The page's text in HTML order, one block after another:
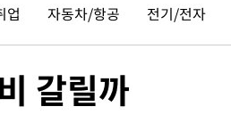
업 자동차/항공 전기/전자
갈릴까